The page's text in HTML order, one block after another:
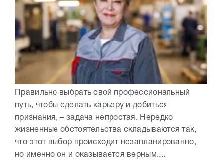
Правильно выбрать свой профессиональный
путь, чтобы сделать карьеру и добиться
признания, – задача непростая. Нередко
жизненные обстоятельства складываются так,
что этот выбор происходит незапланированно,
но именно он и оказывается верным....